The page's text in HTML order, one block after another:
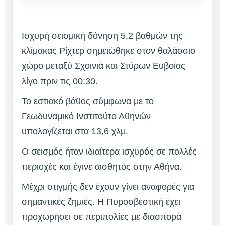
Ισχυρή σεισμική δόνηση 5,2 βαθμών της
κλίμακας Ρίχτερ σημειώθηκε στον θαλάσσιο
χώρο μεταξύ Σχοινιά και Στύρων Ευβοίας
λίγο πριν τις 00:30.
Το εστιακό βάθος σύμφωνα με το
Γεωδυναμικό Ινστιτούτο Αθηνών
υπολογίζεται στα 13,6 χλμ.
Ο σεισμός ήταν ιδιαίτερα ισχυρός σε πολλές
περιοχές και έγινε αισθητός στην Αθήνα.
Μέχρι στιγμής δεν έχουν γίνει αναφορές για
σημαντικές ζημιές. Η Πυροσβεστική έχει
προχωρήσει σε περιπολίες με διασπορά